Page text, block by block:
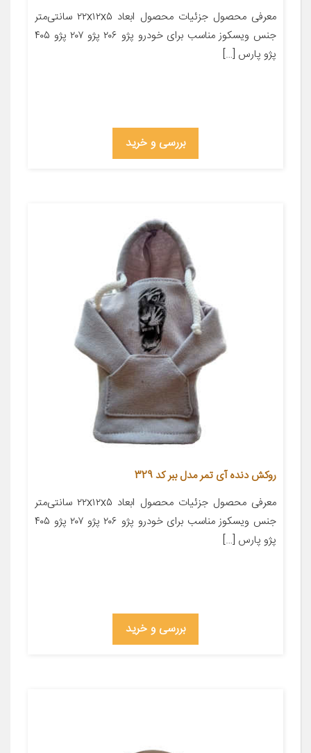
معرفی محصول جزئیات محصول ابعاد ۲۲x۱۲x۵ سانتی‌متر
جنس ویسکوز مناسب برای خودرو پژو ۲۰۶ پژو ۲۰۷ پژو ۴۰۵
پژو پارس […]
بررسی و خرید
روکش دنده آی تمر مدل ببر کد 329
معرفی محصول جزئیات محصول ابعاد ۲۲x۱۲x۵ سانتی‌متر
جنس ویسکوز مناسب برای خودرو پژو ۲۰۶ پژو ۲۰۷ پژو ۴۰۵
پژو پارس […]
بررسی و خرید